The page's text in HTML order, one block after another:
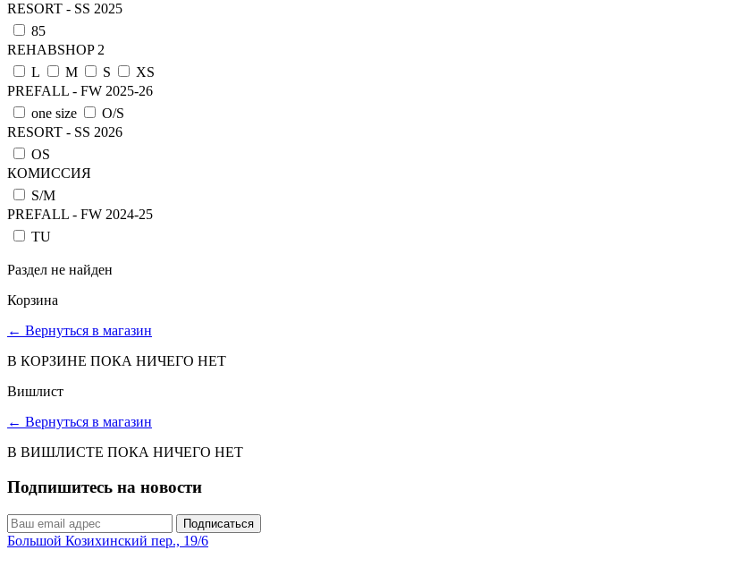
RESORT - SS 2025
85
REHABSHOP 2
L
M S
XS
PREFALL - FW 2025-26
one size
О/S
RESORT - SS 2026
OS
КОМИССИЯ
S/M
PREFALL - FW 2024-25
TU
Раздел не найден
Корзина
← Вернуться в магазин
В КОРЗИНЕ ПОКА НИЧЕГО НЕТ
Вишлист
← Вернуться в магазин
В ВИШЛИСТЕ ПОКА НИЧЕГО НЕТ
Подпишитесь на новости
Подписаться
Большой Козихинский пер., 19/6